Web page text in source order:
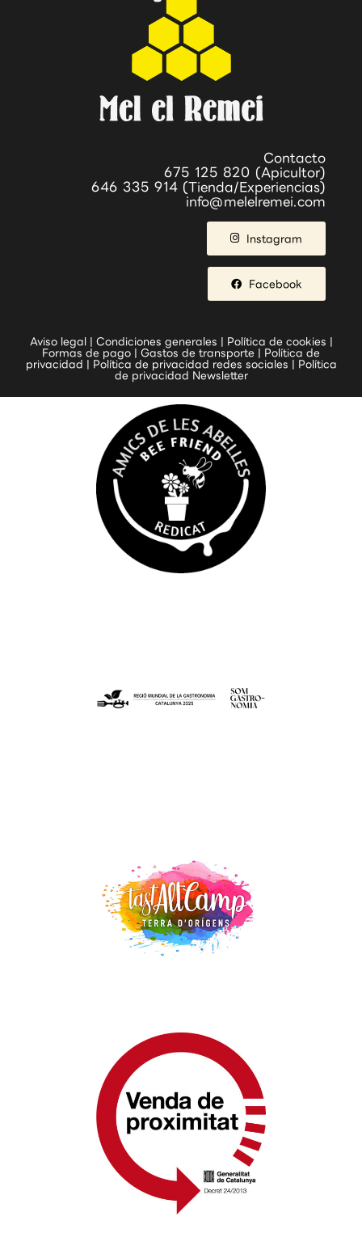
Contacto
675 125 820 (Apicultor)
646 335 914 (Tienda/Experiencias)
info@melelremei.com
Instagram
Facebook
Aviso legal| Condiciones generales | Política de cookies |
Formas de pago | Gastos de transporte | Política de
privacidad | Política de privacidad redes sociales | Política
de privacidad Newsletter